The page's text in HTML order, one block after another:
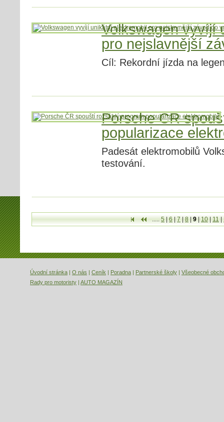
Volkswagen vyvíjí
pro nejslavnější
Cíl: Rekordní jízda na
Porsche ČR
popularizace
Padesát elektromobilů
testování.
PrvníPředchozí
..... 5 6 7 8 9 10 11
Úvodní stránka | O nás | Ceník | Poradna | Partnerské školy | Všeobecné
Rady pro motoristy | AUTO MAGAZÍN